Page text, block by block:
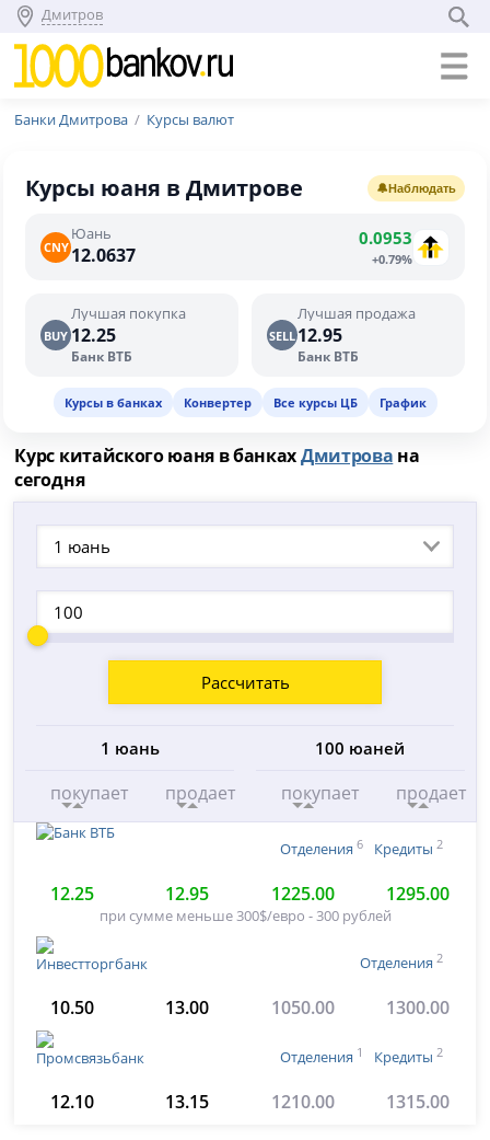
Дмитров
Банки Дмитрова Курсы валют
Курсы юаня в Дмитрове 🔔Наблюдать
CNY
Юань
12.0637
0.0953
+0.79%
BUY
Лучшая покупка
12.25
Банк ВТБ
SELL
Лучшая продажа
12.95
Банк ВТБ
Курсы в банках Конвертер Все курсы ЦБ График
Курс китайского юаня в банкахДмитрова на
сегодня
1 юань
Рассчитать
1 юань
покупает продает
100 юаней
покупает продает
Отделения 6 Кредиты 2
12.25 12.95 1225.00 1295.00
при сумме меньше 300$/евро - 300 рублей
Отделения 2
10.50 13.00 1050.00 1300.00
Отделения 1 Кредиты 2
12.10 13.15 1210.00 1315.00